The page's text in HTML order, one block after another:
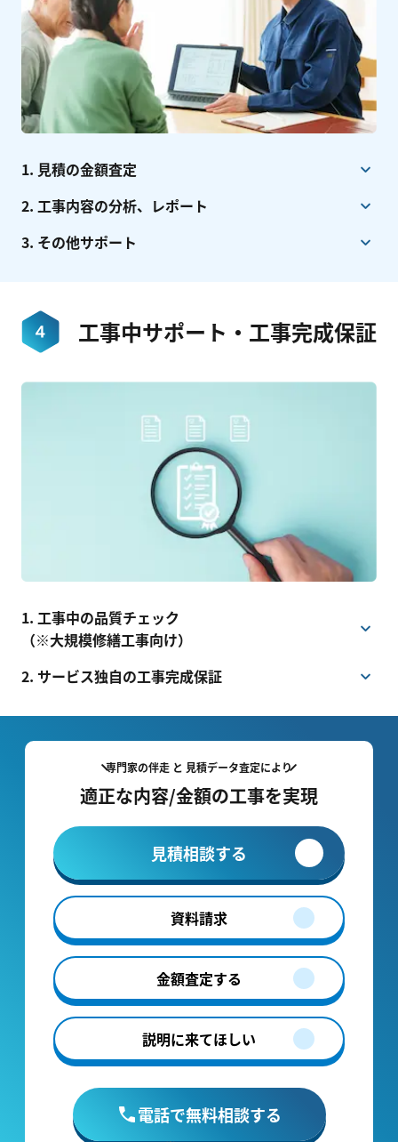
1. 見積の金額査定
2. 工事内容の分析、レポート
3. その他サポート
工事中サポート・工事完成保証
1. 工事中の品質チェック
（※大規模修繕工事向け）
2. サービス独自の工事完成保証
専門家の伴走 と 見積データ査定により
適正な内容/金額の工事を実現
見積相談する
資料請求
金額査定する
説明に来てほしい
電話で無料相談する